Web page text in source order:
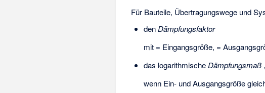
Für Bauteile, Übertragungswege und
denDämpfungsfaktor
mit = Eingangsgröße, =
das logarithmischeDämpfungsmaß ,
wenn Ein- und Ausgangsgröße